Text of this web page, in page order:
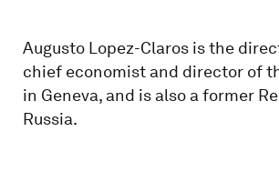
Augusto Lopez-Claros is the
chief economist and director of
in Geneva, and is also a former
Russia.